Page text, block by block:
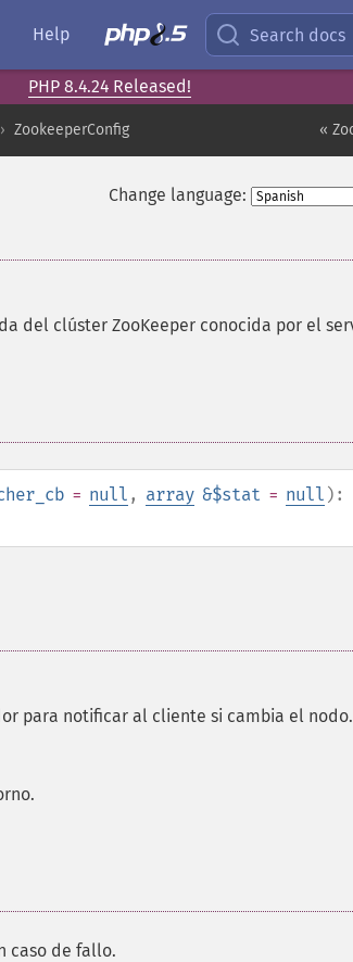
Help Search docs
PHP 8.4.24 Released!
«
ZookeeperConfig
Change language:
del clúster ZooKeeper conocida por el
= null , array &$stat = null ):
para notificar al cliente si cambia el nodo.
caso de fallo.